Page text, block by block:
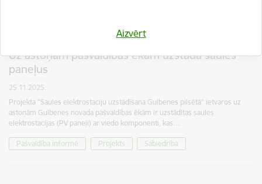
Aizvērt
Uz astoņām pašvaldības ēkām uzstāda saules
paneļus
25.11.2025.
Projekta "Saules elektrostaciju uzstādīšana Gulbenes pilsētā" ietvaros uz
astoņām Gulbenes novada pašvaldības ēkām ir uzstādītas saules
elektrostacijas (PV paneļi) ar viedo komponenti, kas…
Pašvaldība informē Projekts Sabiedrība